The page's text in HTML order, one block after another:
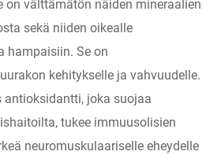
on välttämätön näiden mineraalien
sekä niiden oikealle
hampaisiin. Se on
kehitykselle ja vahvuudelle.
antioksidantti, joka suojaa
tukee immuusolisien
neuromuskulaariselle eheydelle